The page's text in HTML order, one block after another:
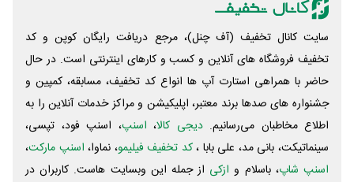
سایت کانال تخفیف (آف چنل)، مرجع دریافت رایگان کوپن و کد
تخفیف فروشگاه های آنلاین و کسب و‌ کارهای اینترنتی است. در حال
حاضر با همراهی استارت آپ ها انواع کد تخفیف، مسابقه، کمپین و
جشنواره های صدها برند معتبر، اپلیکیشن و مراکز خدمات آنلاین را به
اطلاع مخاطبان می‌رسانیم. دیجی کالا، اسنپ، اسنپ فود، تپسی،
سینماتیکت، بانی مد، علی‌ بابا ،کد تخفیف فیلیمو، نماوا، اسنپ مارکت،
اسنپ شاپ، باسلام و ازکی از جمله این وبسایت ‌هاست. کاربران در